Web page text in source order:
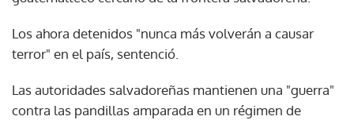
Los ahora detenidos "nunca más volverán a causar
terror" en el país, sentenció.
Las autoridades salvadoreñas mantienen una "guerra"
contra las pandillas amparada en un régimen de